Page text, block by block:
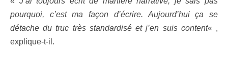
pourquoi, c’est ma façon d’écrire. Aujourd’hui ça se
détache du truc très standardisé et j’en suis content« ,
explique-t-il.